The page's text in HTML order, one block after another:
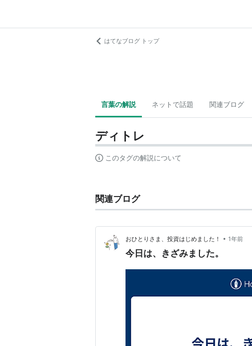
はてなブログ トップ
言葉の解説 ネットで話題 関連ブログ
ディトレ
このタグの解説について
関連ブログ
おひとりさま、投資はじめました！ • 1年前
今日は、きざみました。